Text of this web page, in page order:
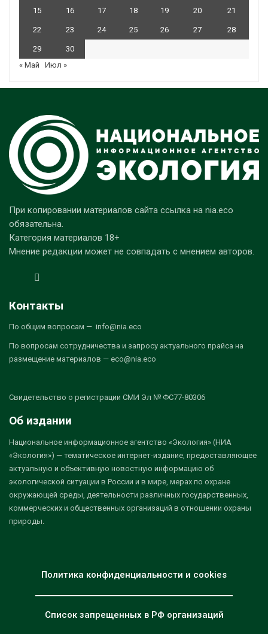
15 16 17 18 19 20 21
22 23 24 25 26 27 28
29
30
« Май
Июл »
При копировании материалов сайта ссылка на nia.eco
обязательна.
Категория материалов 18+
Мнение редакции может не совпадать с мнением авторов.
Контакты
По общим вопросам — info@nia.eco
По вопросам сотрудничества и запросу актуального прайса на
размещение материалов — eco@nia.eco
Свидетельство о регистрации СМИ Эл № ФС77-80306
Об издании
Национальное информационное агентство «Экология» (НИА
«Экология») — тематическое интернет-издание, предоставляющее
актуальную и объективную новостную информацию об
экологической ситуации в России и в мире, мерах по охране
окружающей среды, деятельности различных государственных,
коммерческих и общественных организаций в отношении охраны
природы.
Политика конфиденциальности и cookies
Список запрещенных в РФ организаций